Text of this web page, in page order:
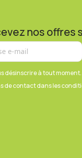
nos offres
désinscrire à tout
de contact dans les